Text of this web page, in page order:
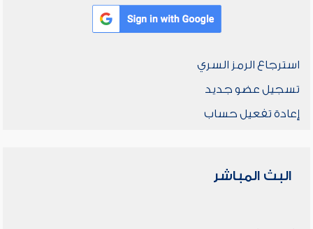
استرجاع الرمز السري
تسجيل عضو جديد
إعادة تفعيل حساب
البث المباشر